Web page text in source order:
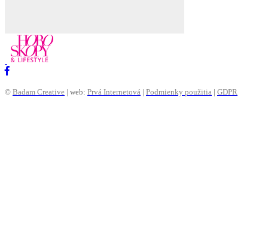
© Badam Creative | web: Prvá Internetová | Podmienky použitia | GDPR